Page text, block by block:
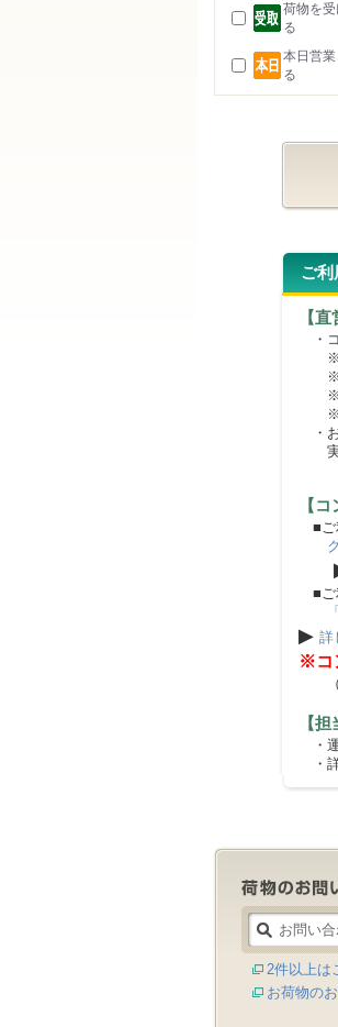
荷物を
る
本日営
る
ご利
【
・
※コ
※ク
※一
※「
・
実
【
■ご
■ご
▶ 詳
※コ
（
【
・
・
2件以上は
お荷物の